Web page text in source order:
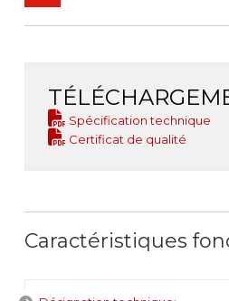
Spécification technique
Certificat de qualité
Caractéristiques